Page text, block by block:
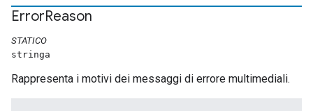
ErrorReason
STATICO
stringa
Rappresenta i motivi dei messaggi di errore multimediali.